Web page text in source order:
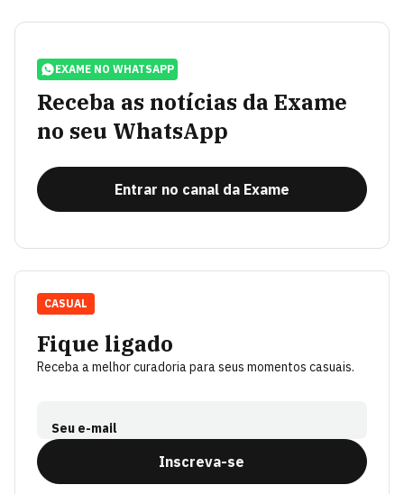
EXAME NO WHATSAPP
Receba as notícias da Exame
no seu WhatsApp
Entrar no canal da Exame
Fique ligado
Receba a melhor curadoria para seus momentos casuais.
Seu e-mail
Inscreva-se
CASUAL